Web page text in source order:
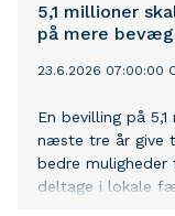
5,1 millioner
på mere
23.6.2026 07:00:00
En bevilling på
næste tre år give
bedre
deltage i lokale